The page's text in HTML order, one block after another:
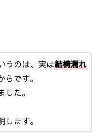
うのは、実は結構濡れ
らです。
た。
ます。